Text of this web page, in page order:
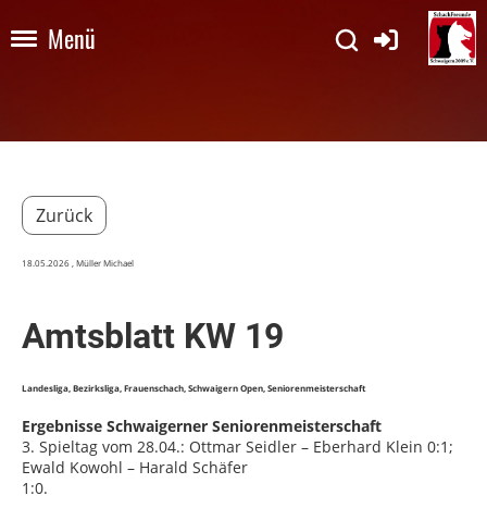
Menü
Zurück
18.05.2026 , Müller Michael
Amtsblatt KW 19
Landesliga, Bezirksliga, Frauenschach, Schwaigern Open, Seniorenmeisterschaft
Ergebnisse Schwaigerner Seniorenmeisterschaft
3. Spieltag vom 28.04.: Ottmar Seidler – Eberhard Klein 0:1;
Ewald Kowohl – Harald Schäfer
1:0.